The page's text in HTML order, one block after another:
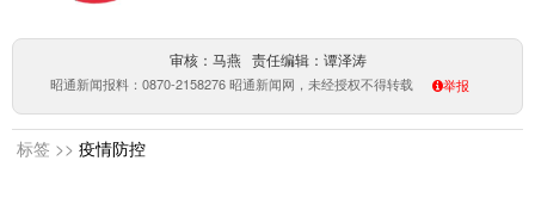
审核：马燕 责任编辑：谭泽涛
昭通新闻报料：0870-2158276 昭通新闻网，未经授权不得转载 举报
标签 >> 疫情防控